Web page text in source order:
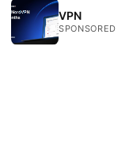
VPN
SPONSORED